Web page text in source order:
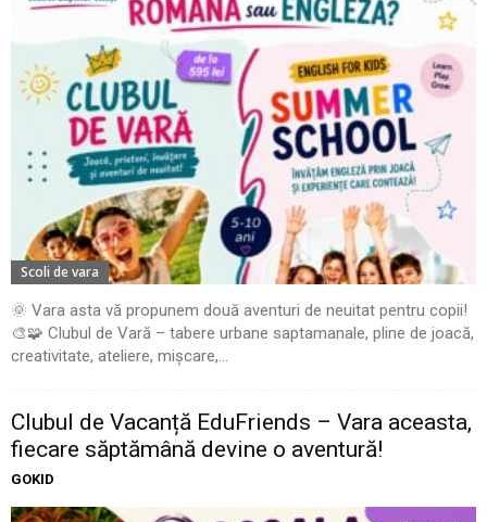
Scoli de vara
🌞 Vara asta vă propunem două aventuri de neuitat pentru copii!
🎨🧩 Clubul de Vară – tabere urbane saptamanale, pline de joacă,
creativitate, ateliere, mișcare,...
Clubul de Vacanță EduFriends – Vara aceasta,
fiecare săptămână devine o aventură!
GOKID